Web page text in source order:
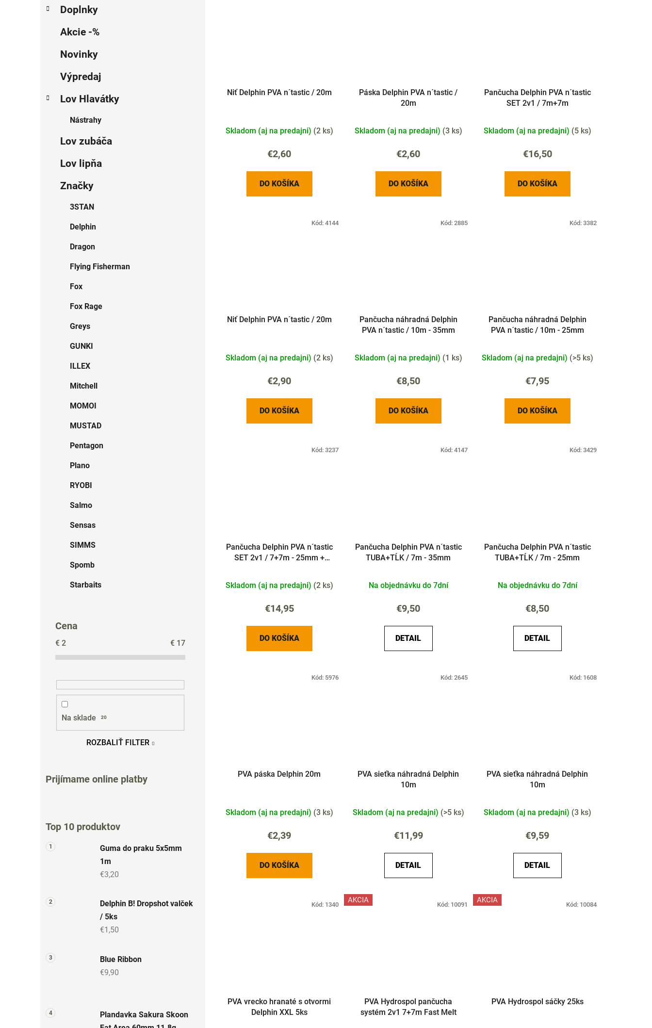
Doplnky
Akcie -%
Novinky
Výpredaj
Lov Hlavátky
Nástrahy
Lov zubáča
Lov lipňa
Značky
3STAN
Delphin
Dragon
Flying Fisherman
Fox
Fox Rage
Greys
GUNKI
ILLEX
Mitchell
MOMOI
MUSTAD
Pentagon
Plano
RYOBI
Salmo
Sensas
SIMMS
Spomb
Starbaits
Cena
€ 2 € 17
Na sklade 20
ROZBALIŤ FILTER
Prijímame online platby
Top 10 produktov
Guma do praku 5x5mm
1m
€3,20
Delphin B! Dropshot valček
/ 5ks
€1,50
Blue Ribbon
€9,90
Plandavka Sakura Skoon
Niť Delphin PVA n´tastic / 20m
Skladom (aj na predajni) (2 ks)
€2,60
DO KOŠÍKA
Páska Delphin PVA n´tastic /
20m
Skladom (aj na predajni) (3 ks)
€2,60
DO KOŠÍKA
Pančucha Delphin PVA n´tastic
SET 2v1 / 7m+7m
Skladom (aj na predajni) (5 ks)
€16,50
DO KOŠÍKA
Niť Delphin PVA n´tastic / 20m
Skladom (aj na predajni) (2 ks)
€2,90
DO KOŠÍKA
Kód: 4144
Pančucha náhradná Delphin
PVA n´tastic / 10m - 35mm
Skladom (aj na predajni) (1 ks)
€8,50
DO KOŠÍKA
Kód: 2885
Pančucha náhradná Delphin
PVA n´tastic / 10m - 25mm
Skladom (aj na predajni) (>5 ks)
€7,95
DO KOŠÍKA
Kód: 3382
Pančucha Delphin PVA n´tastic
SET 2v1 / 7+7m - 25mm +
Skladom (aj na predajni) (2 ks)
€14,95
DO KOŠÍKA
Kód: 3237
Pančucha Delphin PVA n´tastic
TUBA+TĹK / 7m - 35mm
Na objednávku do 7dní
€9,50
DETAIL
Kód: 4147
Pančucha Delphin PVA n´tastic
TUBA+TĹK / 7m - 25mm
Na objednávku do 7dní
€8,50
DETAIL
Kód: 3429
PVA páska Delphin 20m
Skladom (aj na predajni) (3 ks)
€2,39
DO KOŠÍKA
Kód: 5976
PVA sieťka náhradná Delphin
10m
Skladom (aj na predajni) (>5 ks)
€11,99
DETAIL
Kód: 2645
PVA sieťka náhradná Delphin
10m
Skladom (aj na predajni) (3 ks)
€9,59
DETAIL
Kód: 1608
PVA vrecko hranaté s otvormi
Delphin XXL 5ks
Kód: 1340
AKCIA
PVA Hydrospol pančucha
systém 2v1 7+7m Fast Melt
Kód: 10091
AKCIA
PVA Hydrospol sáčky 25ks
Kód: 10084